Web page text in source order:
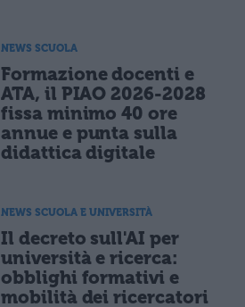
NEWS SCUOLA
Formazione docenti e
ATA, il PIAO 2026-2028
fissa minimo 40 ore
annue e punta sulla
didattica digitale
NEWS SCUOLA E UNIVERSITÀ
Il decreto sull'AI per
università e ricerca:
obblighi formativi e
mobilità dei ricercatori